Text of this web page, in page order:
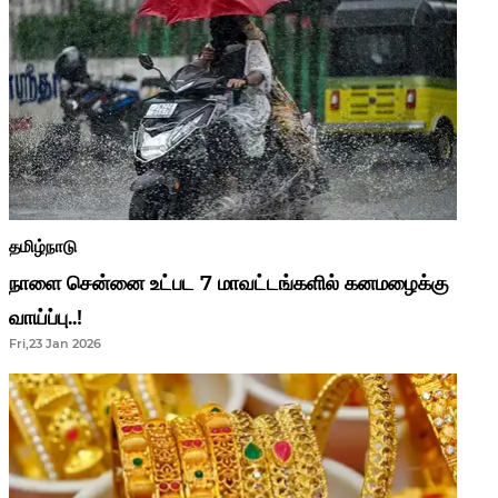
தமிழ்நாடு
நாளை சென்னை உட்பட 7 மாவட்டங்களில் கனமழைக்கு
வாய்ப்பு..!
Fri,23 Jan 2026